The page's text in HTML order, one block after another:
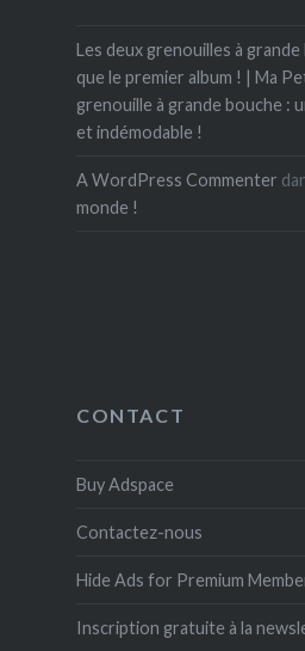
Les deux grenouilles à
que le premier album ! | Ma
grenouille à grande bouche :
et indémodable !
A WordPress Commenter
monde !
CONTACT
Buy Adspace
Contactez-nous
Hide Ads for Premium
Inscription gratuite à la